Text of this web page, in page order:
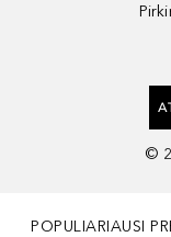
©
POPULIARIAUSI